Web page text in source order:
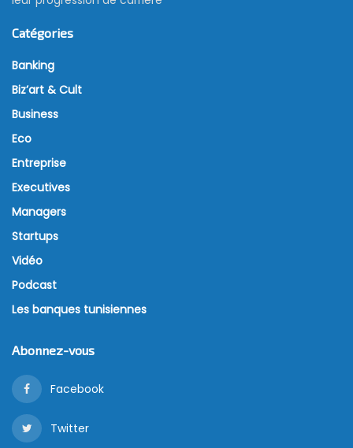
Catégories
Banking
Biz’art & Cult
Business
Eco
Entreprise
Executives
Managers
Startups
Vidéo
Podcast
Les banques tunisiennes
Abonnez-vous
Facebook
Twitter